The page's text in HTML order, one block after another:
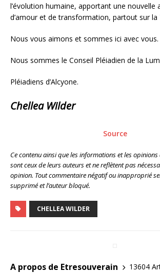
l’évolution humaine, apportant une nouvelle
d’amour et de transformation, partout sur la
Nous vous aimons et sommes ici avec vous.
Nous sommes le Conseil Pléiadien de la
Pléiadiens d’Alcyone.
Chellea Wilder
Source
Ce contenu ainsi que les informations et les
sont ceux de leurs auteurs et ne reflètent pas
opinion. Tout commentaire négatif ou inapproprié
supprimé et l’auteur bloqué.
CHELLEA WILDER
A propos de Etresouverain
13604